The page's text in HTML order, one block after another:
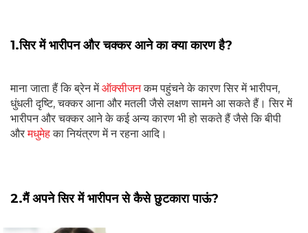
1.सिर में भारीपन और चक्कर आने का क्या कारण है?
माना जाता हैं कि ब्रेन मेंऑक्सीजनकम पहुंचने के कारण सिर में भारीपन,
धुंधली दृष्टि, चक्कर आना और मतली जैसे लक्षण सामने आ सकते हैं। सिर में
भारीपन और चक्कर आने के कई अन्य कारण भी हो सकते हैं जैसे कि बीपी
औरमधुमेहका नियंत्रण में न रहना आदि।
2.मैं अपने सिर में भारीपन से कैसे छुटकारा पाऊं?